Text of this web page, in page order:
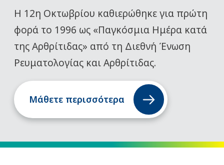
Η 12η Οκτωβρίου καθιερώθηκε για πρώτη
φορά το 1996 ως «Παγκόσμια Ημέρα κατά
της Αρθρίτιδας» από τη Διεθνή Ένωση
Ρευματολογίας και Αρθρίτιδας.
Μάθετε περισσότερα